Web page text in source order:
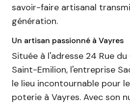
savoir-faire artisanal
génération.
Un artisan passionné à Vayres
Située à l'adresse 24 Rue
Saint-Emilion, l'entreprise
le lieu incontournable pour
poterie à Vayres. Avec son